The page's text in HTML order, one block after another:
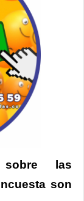
sobre las
son